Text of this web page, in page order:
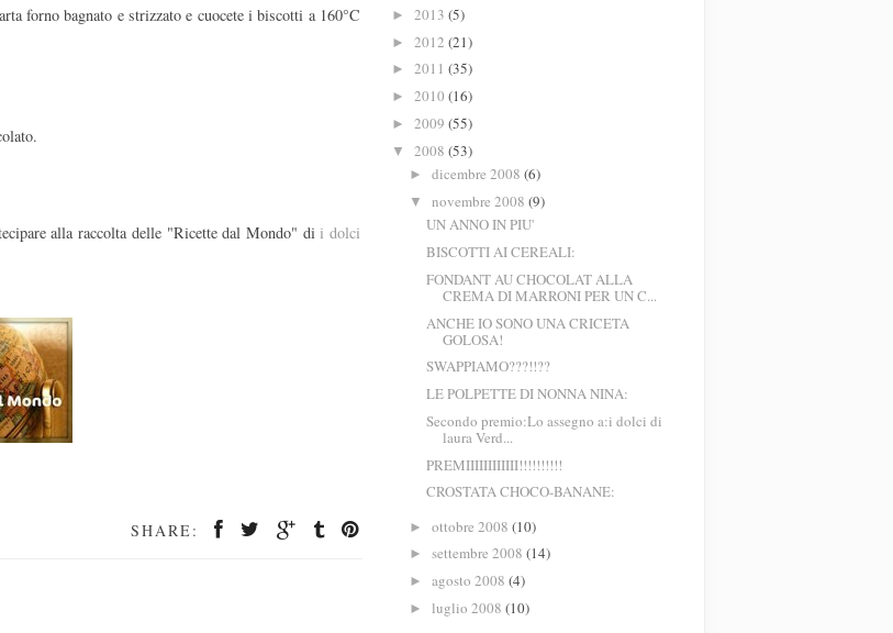
forno bagnato e strizzato e cuocete i biscotti a 160°C
alla raccolta delle "Ricette dal Mondo" di i dolci
SHARE:
► 2013 (5)
► 2012 (21)
► 2011 (35)
► 2010 (16)
► 2009 (55)
▼ 2008 (53)
► dicembre 2008 (6)
▼ novembre 2008 (9)
UN ANNO IN PIU'
BISCOTTI AI CEREALI:
FONDANT AU CHOCOLAT ALLA
CREMA DI MARRONI PER UN C...
ANCHE IO SONO UNA CRICETA
GOLOSA!
SWAPPIAMO???!!??
LE POLPETTE DI NONNA NINA:
Secondo premio:Lo assegno a:i dolci di
laura Verd...
PREMIIIIIIIIIIII!!!!!!!!!!
CROSTATA CHOCO-BANANE:
► ottobre 2008 (10)
► settembre 2008 (14)
► agosto 2008 (4)
► luglio 2008 (10)